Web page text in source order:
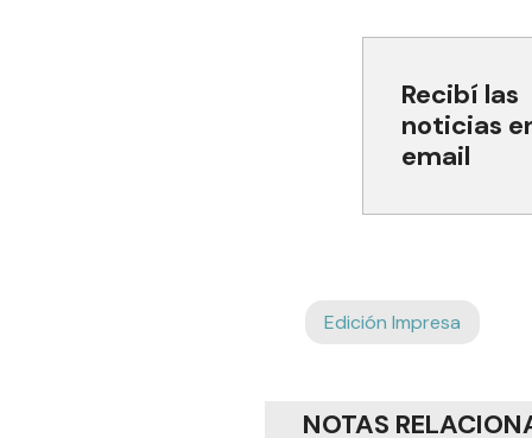
Recibí las
noticias
email
Edición Impresa
NOTAS